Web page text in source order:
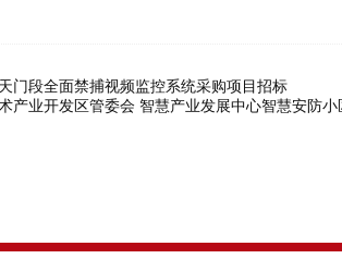
门段全面禁捕视频监控系统采购项目招标
产业开发区管委会 智慧产业发展中心智慧安防小